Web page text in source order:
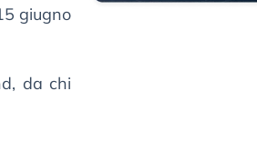
giugno
da chi